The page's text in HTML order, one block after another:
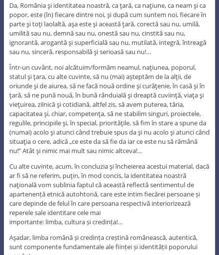
Da, România şi identitatea noastră, ca ţară, ca naţiune, ca neam şi ca
popor, este (în) fiecare dintre noi, şi după cum suntem noi, fiecare în
parte şi toţi laolaltă, aşa este şi această ţară, corectă sau nu, umilă,
umilită sau nu, demnă sau nu, onestă sau nu, cinstită sau nu,
ignorantă, arogantă şi superficială sau nu, mutilată, integră, întreagă
sau nu, sinceră, responsabilă şi serioasă sau nu!…
Într-un cuvânt, noi alcătuim/formăm neamul, naţiunea, poporul,
statul şi ţara, cu alte cuvinte, să nu (mai) aşteptăm de la alţii, de
oriunde şi de aiurea, să ne facă nouă ordine şi curăţenie, în casă şi în
ţară, să ne pună nouă, în bună rânduială şi dreaptă cuviinţă, viaţa şi
vieţuirea, zilnică şi cotidiană, altfel zis, să avem puterea, tăria,
capacitatea şi, chiar, competenţa, să ne stabilim singuri, proiectele,
regulile, principiile şi, în special, priorităţile, să fim în stare a spune da
(numai) acolo şi atunci când trebuie spus da şi nu acolo şi atunci când
situaţia o cere, adică „ce este da să fie da iar ce este nu să rămână
nu!” Atât şi nimic mai mult sau nimic altceva!…
Cu alte cuvinte, acum, în concluzia şi încheierea acestui material, dacă
ar fi să ne referim, puţin, în mod concis, la identitatea noastră
naţională vom sublinia faptul că această reflectă sentimentul de
apartenență etnică autohtonă, care este intim fiecărei persoane și
care depinde de felul în care persoana respectivă interiorizează
reperele sale identitare cele mai
importante: limba, cultura și credința!…
Aşadar, limba română și credința creștină românească, autentică,
sunt componente fundamentale ale ființei și identității poporului